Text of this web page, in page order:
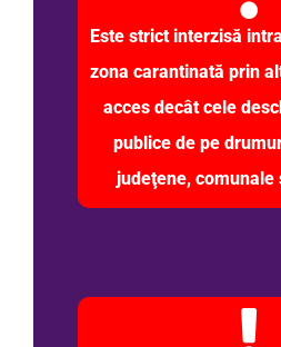
Este strict interzisă
zona carantinată prin
acces decât cele
publice de pe
judeţene,